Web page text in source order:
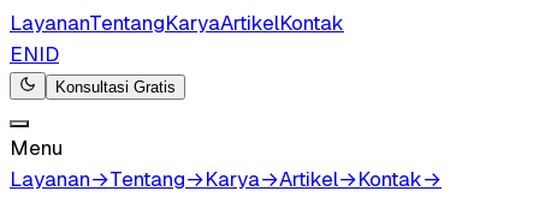
LayananTentangKaryaArtikelKontak
ENID
Konsultasi Gratis
Menu
Layanan→Tentang→Karya→Artikel→Kontak→